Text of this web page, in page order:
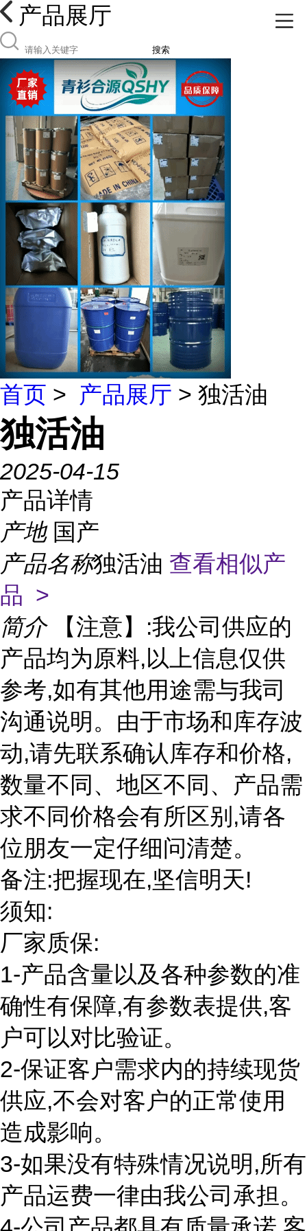
产品展厅
搜索
首页 > 产品展厅 > 独活油
独活油
2025-04-15
产品详情
产地 国产
产品名称独活油 查看相似产
品 >
简介
【注意】:我公司供应的
产品均为原料,以上信息仅供
参考,如有其他用途需与我司
沟通说明。由于市场和库存波
动,请先联系确认库存和价格,
数量不同、地区不同、产品需
求不同价格会有所区别,请各
位朋友一定仔细问清楚。
备注:把握现在,坚信明天!
须知:
厂家质保:
1-产品含量以及各种参数的准
确性有保障,有参数表提供,客
户可以对比验证。
2-保证客户需求内的持续现货
供应,不会对客户的正常使用
造成影响。
3-如果没有特殊情况说明,所有
产品运费一律由我公司承担。